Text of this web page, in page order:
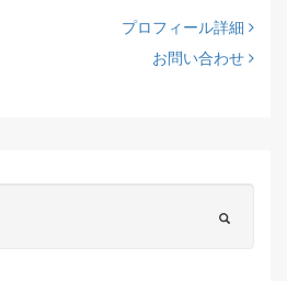
プロフィール詳細
お問い合わせ